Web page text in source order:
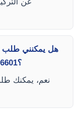
عن
هل يمكنني طلب
التشغيل الكهربائية YR06600-YR06601؟
نعم، يمكنك